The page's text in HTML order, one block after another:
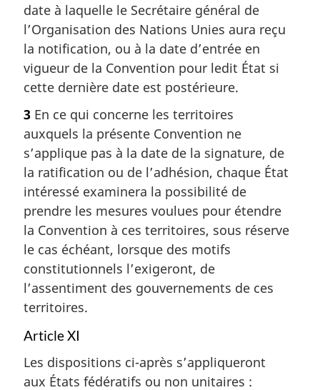
date à laquelle le Secrétaire général de
l’Organisation des Nations Unies aura reçu
la notification, ou à la date d’entrée en
vigueur de la Convention pour ledit État si
cette dernière date est postérieure.
3 En ce qui concerne les territoires
auxquels la présente Convention ne
s’applique pas à la date de la signature, de
la ratification ou de l’adhésion, chaque État
intéressé examinera la possibilité de
prendre les mesures voulues pour étendre
la Convention à ces territoires, sous réserve
le cas échéant, lorsque des motifs
constitutionnels l’exigeront, de
l’assentiment des gouvernements de ces
territoires.
Article XI
Les dispositions ci-après s’appliqueront
aux États fédératifs ou non unitaires :